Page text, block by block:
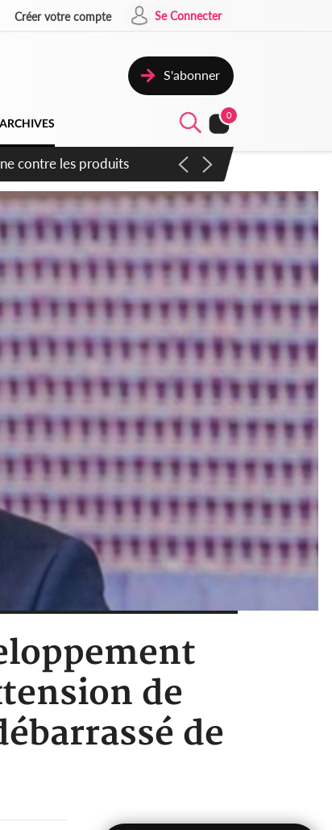
Créer votre compte Se Connecter
S'abonner
ARCHIVES
0
contre les produits
de
de